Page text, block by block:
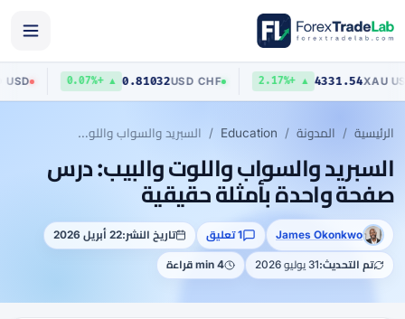
4331.54
▲ +2.17%
USD/
0.81032
▲ +0.07%
AUD/
الرئيسية المدونة Education السبريد والسواب واللوت والبيب: درس صفحة واحدة بأمثلة حقيقية
السبريد والسواب واللوت والبيب: درس
صفحة واحدة بأمثلة حقيقية
James Okonkwo 1 تعليق تاريخ النشر:22 أبريل 2026
تم التحديث:31 يوليو 2026 4 min قراءة